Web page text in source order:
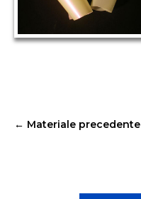
← Materiale precedente